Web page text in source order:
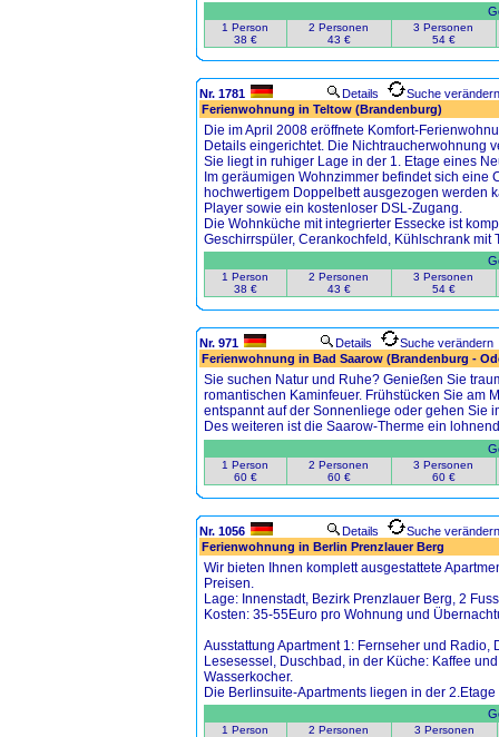
1 Person
38 €
2 Personen
43 €
3 Personen
54 €
Nr. 1781 Details
Suche verändern
Ferienwohnung in Teltow (Brandenburg)
Die im April 2008 eröffnete Komfort-
Details eingerichtet. Die Nichtraucherwohnung
Sie liegt in ruhiger Lage in der 1. Etage eines
Im geräumigen Wohnzimmer befindet sich eine
hochwertigem Doppelbett ausgezogen werden
Player sowie ein kostenloser DSL-Zugang.
Die Wohnküche mit integrierter Essecke ist
Geschirrspüler, Cerankochfeld, Kühlschrank mit
1 Person
38 €
2 Personen
43 €
3 Personen
54 €
Nr. 971 Details
Suche verändern
Ferienwohnung in Bad Saarow (Brandenburg -
Sie suchen Natur und Ruhe? Genießen Sie
romantischen Kaminfeuer. Frühstücken Sie am
entspannt auf der Sonnenliege oder gehen Sie
Des weiteren ist die Saarow-Therme ein
1 Person
60 €
2 Personen
60 €
3 Personen
60 €
Nr. 1056 Details
Suche verändern
Ferienwohnung in Berlin Prenzlauer Berg
Wir bieten Ihnen komplett ausgestattete
Preisen.
Lage: Innenstadt, Bezirk Prenzlauer Berg, 2
Kosten: 35-55Euro pro Wohnung und
Ausstattung Apartment 1: Fernseher und Radio,
Lesesessel, Duschbad, in der Küche: Kaffee
Wasserkocher.
Die Berlinsuite-Apartments liegen in der
1 Person
2 Personen
3 Personen